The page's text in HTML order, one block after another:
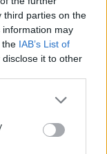
third parties on the
information may
the IAB’s List of
it to other